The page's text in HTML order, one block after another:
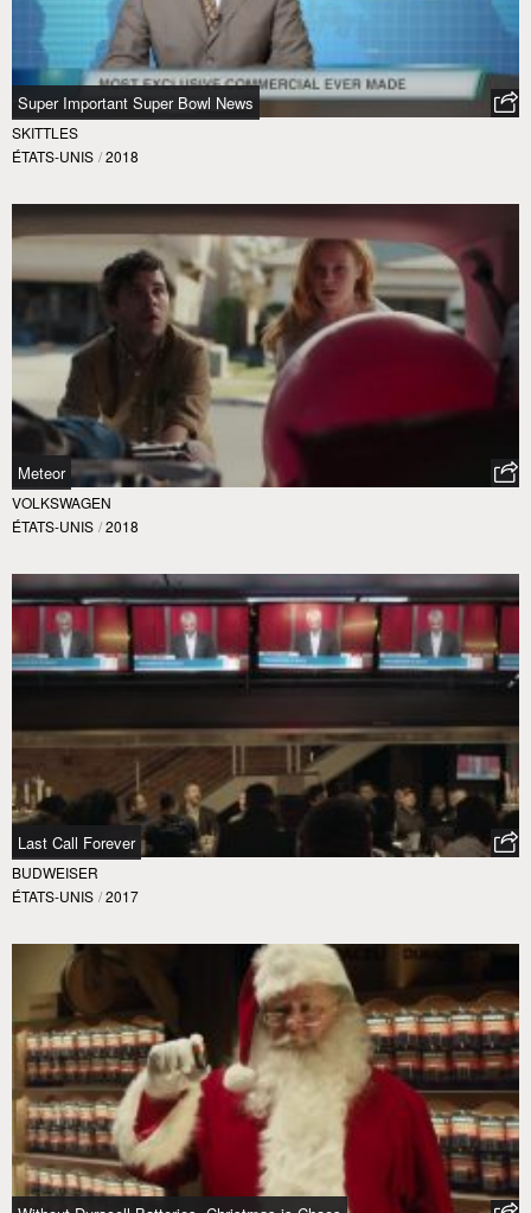
Super Important Super Bowl News
SKITTLES
ÉTATS-UNIS / 2018
Meteor
VOLKSWAGEN
ÉTATS-UNIS / 2018
Last Call Forever
BUDWEISER
ÉTATS-UNIS / 2017